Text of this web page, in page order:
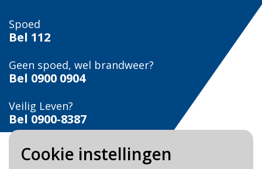
Cookie instellingen
Spoed
Bel 112
Geen spoed, wel brandweer?
Bel 0900 0904
Veilig Leven?
Bel 0900-8387